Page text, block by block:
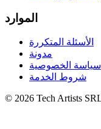
الموارد
الأسئلة المتكررة
مدونة
سياسة الخصوصية
شروط الخدمة